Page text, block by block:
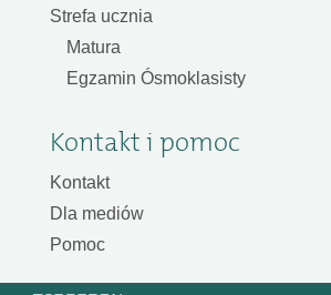
Strefa ucznia
Matura
Egzamin Ósmoklasisty
Kontakt i pomoc
Kontakt
Dla mediów
Pomoc